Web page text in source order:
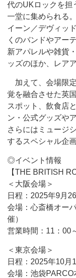
代のUKロックを担
一堂に集められる
イーン／デヴィッ
くのバンドやアー
新アパレルや雑貨
ッズのほか、レア
加えて、会場限
覚を融合させた英
スポット、飲食店
ン・公式グッズや
さらにはミュージ
するスペシャル企
◎イベント情報
【THE BRITISH
＜大阪会場＞
日程：2025年9月
会場：心斎橋オー
催）
営業時間：11：00
＜東京会場＞
日程：2025年10月
会場：池袋